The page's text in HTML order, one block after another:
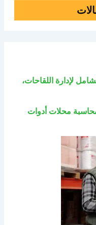
لإدارة اللقاحات،
محلات أدوات